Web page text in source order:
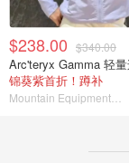
$238.00 $340.00
锦葵紫首折！蹲补